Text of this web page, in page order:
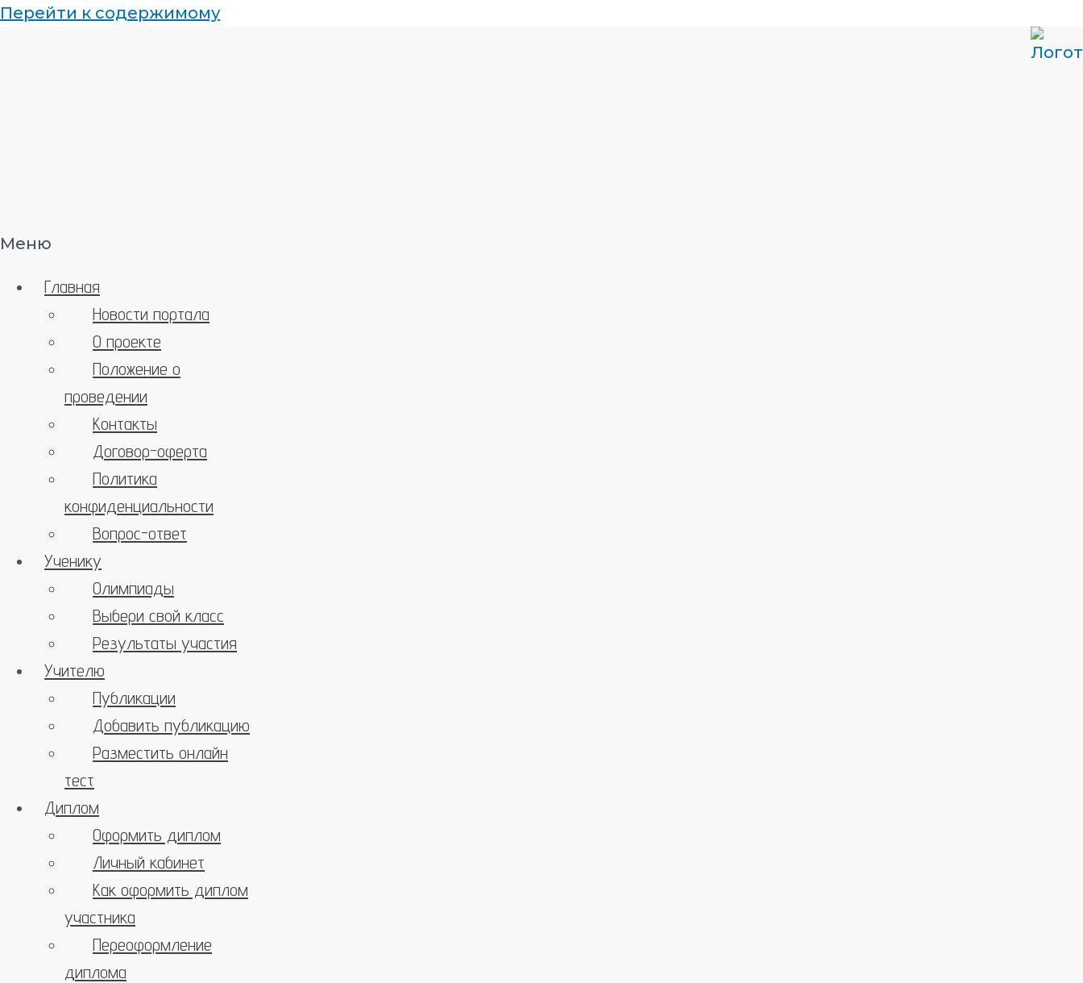
Перейти к содержимому
Меню
Главная
Новости портала
О проекте
Положение о
проведении
Контакты
Договор-оферта
Политика
конфиденциальности
Вопрос-ответ
Ученику
Олимпиады
Выбери свой класс
Результаты участия
Учителю
Публикации
Добавить публикацию
Разместить онлайн
тест
Диплом
Оформить диплом
Личный кабинет
Как оформить диплом
участника
Переоформление
диплома